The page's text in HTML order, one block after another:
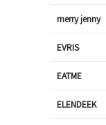
merry jenny
EVRIS
EATME
ELENDEEK